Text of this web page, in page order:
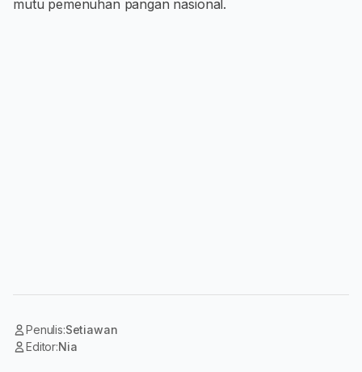
mutu pemenuhan pangan nasional.
Penulis:Setiawan
Editor:Nia